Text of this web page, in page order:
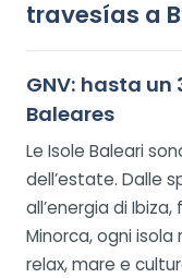
travesías a
GNV: hasta un
Baleares
Le Isole Baleari
dell’estate. Dalle
all’energia di
Minorca, ogni
relax, mare e